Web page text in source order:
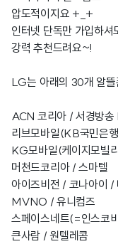
압도적이지요 +_+
인터넷 단독만 가입하
강력 추천드려요~!
LG는 아래의 30개 알
ACN 코리아 / 서경방
리브모바일(KB국민은
KG모바일(케이지모빌
머천드코리아 / 스마텔
아이즈비전 / 코나아이
MVNO / 유니컴즈
스페이스네트(=인스코
큰사람 / 원텔레콤